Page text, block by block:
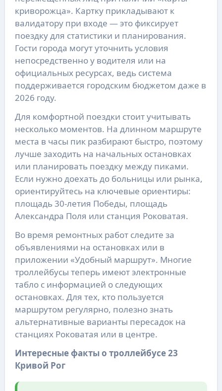
криворожца». Картку прикладывают к
валидатору при входе — это фиксирует
поездку для статистики и планирования.
Гости города могут уточнить условия
непосредственно у водителя или на
официальных ресурсах, ведь система
поддерживается городским бюджетом даже в
2026 году.
Для комфортной поездки стоит учитывать
несколько моментов. На длинном маршруте
места в часы пик разбирают быстро, поэтому
лучше заходить на начальных остановках
или планировать поездку между пиками.
Если нужно доехать до больницы или рынка,
ориентируйтесь на ключевые ориентиры:
площадь 30-летия Победы, площадь
Александра Поля или станция Роковатая.
Во время ремонтных работ следите за
объявлениями на остановках или в
приложении «Удобный маршрут». Многие
троллейбусы теперь имеют электронные
табло с информацией о следующих
остановках. Для тех, кто пользуется
маршрутом регулярно, полезно знать
альтернативные варианты пересадок на
станциях Роковатая или в центре.
Интересные факты о троллейбусе 23
Кривой Рог